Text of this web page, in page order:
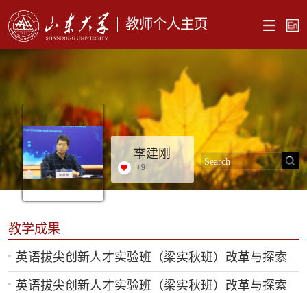
教师个人主页
李建刚
+9
教学成果
英语拔尖创新人才实验班（梁实秋班）改革与探索
英语拔尖创新人才实验班（梁实秋班）改革与探索